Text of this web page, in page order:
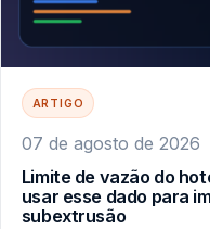
ARTIGO
07 de agosto de 2026
Limite de vazão do
usar esse dado para
subextrusão